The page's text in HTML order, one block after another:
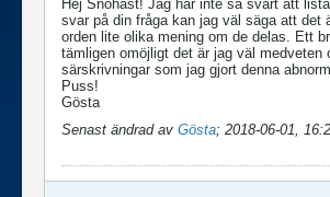
Hej Snöhäst! Jag har inte så svårt att
svar på din fråga kan jag väl säga att det
orden lite olika mening om de delas. Ett
tämligen omöjligt det är jag väl
särskrivningar som jag gjort denna
Puss!
Gösta
Senast ändrad av Gösta; 2018-06-01,